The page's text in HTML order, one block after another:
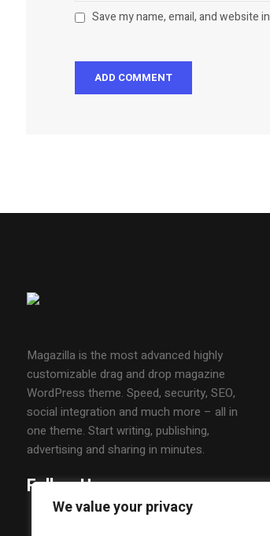
We value your privacy
Save my name, email, and website
Magazilla is the most advanced highly
customizable drag and drop magazine
WordPress theme. Speed, security, SEO,
social integration and much more – all in
one theme. Start writing, publishing,
advertising and sharing in minutes.
Follow Us